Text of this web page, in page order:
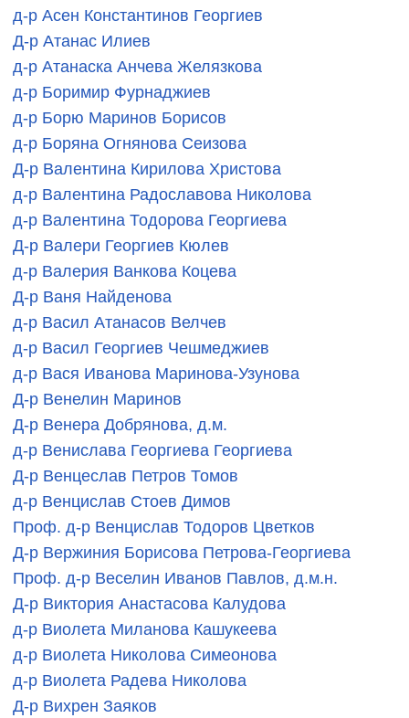
д-р Асен Константинов Георгиев
Д-р Атанас Илиев
д-р Атанаска Анчева Желязкова
д-р Боримир Фурнаджиев
д-р Борю Маринов Борисов
д-р Боряна Огнянова Сеизова
Д-р Валентина Кирилова Христова
д-р Валентина Радославова Николова
д-р Валентина Тодорова Георгиева
Д-р Валери Георгиев Кюлев
д-р Валерия Ванкова Коцева
Д-р Ваня Найденова
д-р Васил Атанасов Велчев
д-р Васил Георгиев Чешмеджиев
д-р Вася Иванова Маринова-Узунова
Д-р Венелин Маринов
Д-р Венера Добрянова, д.м.
д-р Венислава Георгиева Георгиева
Д-р Венцеслав Петров Томов
д-р Венцислав Стоев Димов
Проф. д-р Венцислав Тодоров Цветков
Д-р Вержиния Борисова Петрова-Георгиева
Проф. д-р Веселин Иванов Павлов, д.м.н.
Д-р Виктория Анастасова Калудова
д-р Виолета Миланова Кашукеева
д-р Виолета Николова Симеонова
д-р Виолета Радева Николова
Д-р Вихрен Заяков